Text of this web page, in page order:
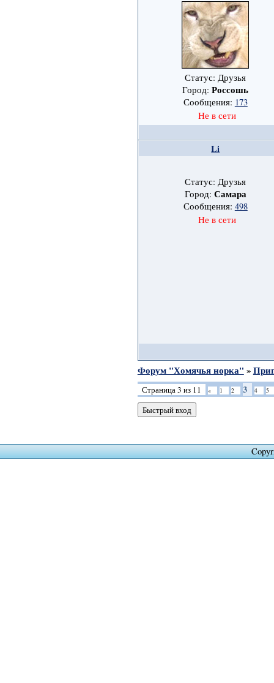
Статус: Друзья
Город:Россошь
Сообщения: 173
Не в сети
Li
Статус: Друзья
Город: Самара
Сообщения: 498
Не в сети
Форум "Хомячья норка" »
Страница3 из 11 « 1 2 3 4 5